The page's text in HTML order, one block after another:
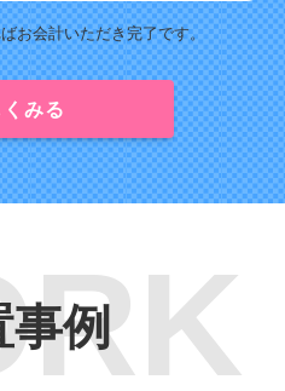
お会計いただき完了です。
みる
例